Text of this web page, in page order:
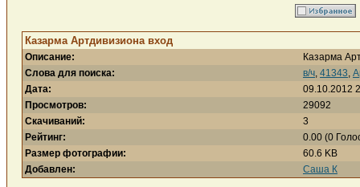
Казарма Артдивизиона вход
Описание:
Казарма
Слова для поиска:
в/ч, 41343,
Дата:
09.10.2012
Просмотров:
29092
Скачиваний:
3
Рейтинг:
0.00 (0
Размер фотографии:
60.6 KB
Добавлен:
Саша К